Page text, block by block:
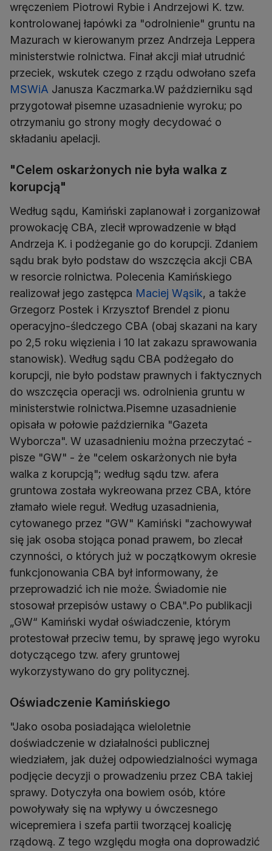
wręczeniem Piotrowi Rybie i Andrzejowi K. tzw.
kontrolowanej łapówki za "odrolnienie" gruntu na
Mazurach w kierowanym przez Andrzeja Leppera
ministerstwie rolnictwa. Finał akcji miał utrudnić
przeciek, wskutek czego z rządu odwołano szefa
MSWiA Janusza Kaczmarka.W październiku sąd
przygotował pisemne uzasadnienie wyroku; po
otrzymaniu go strony mogły decydować o
składaniu apelacji.
"Celem oskarżonych nie była walka z
korupcją"
Według sądu, Kamiński zaplanował i zorganizował
prowokację CBA, zlecił wprowadzenie w błąd
Andrzeja K. i podżeganie go do korupcji. Zdaniem
sądu brak było podstaw do wszczęcia akcji CBA
w resorcie rolnictwa. Polecenia Kamińskiego
realizował jego zastępca Maciej Wąsik, a także
Grzegorz Postek i Krzysztof Brendel z pionu
operacyjno-śledczego CBA (obaj skazani na kary
po 2,5 roku więzienia i 10 lat zakazu sprawowania
stanowisk). Według sądu CBA podżegało do
korupcji, nie było podstaw prawnych i faktycznych
do wszczęcia operacji ws. odrolnienia gruntu w
ministerstwie rolnictwa.Pisemne uzasadnienie
opisała w połowie października "Gazeta
Wyborcza". W uzasadnieniu można przeczytać -
pisze "GW" - że "celem oskarżonych nie była
walka z korupcją"; według sądu tzw. afera
gruntowa została wykreowana przez CBA, które
złamało wiele reguł. Według uzasadnienia,
cytowanego przez "GW" Kamiński "zachowywał
się jak osoba stojąca ponad prawem, bo zlecał
czynności, o których już w początkowym okresie
funkcjonowania CBA był informowany, że
przeprowadzić ich nie może. Świadomie nie
stosował przepisów ustawy o CBA".Po publikacji
„GW“ Kamiński wydał oświadczenie, którym
protestował przeciw temu, by sprawę jego wyroku
dotyczącego tzw. afery gruntowej
wykorzystywano do gry politycznej.
Oświadczenie Kamińskiego
"Jako osoba posiadająca wieloletnie
doświadczenie w działalności publicznej
wiedziałem, jak dużej odpowiedzialności wymaga
podjęcie decyzji o prowadzeniu przez CBA takiej
sprawy. Dotyczyła ona bowiem osób, które
powoływały się na wpływy u ówczesnego
wicepremiera i szefa partii tworzącej koalicję
rządową. Z tego względu mogła ona doprowadzić